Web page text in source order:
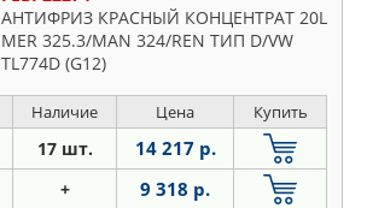
АНТИФРИЗ КРАСНЫЙ КОНЦЕНТРАТ 20L
MER 325.3/MAN 324/REN ТИП D/VW
TL774D (G12)
Наличие Цена Купить
17 шт. 14 217 р.
+ 9 318 р.